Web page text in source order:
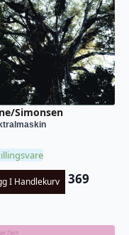
Simonsen
I Handlekurv 369